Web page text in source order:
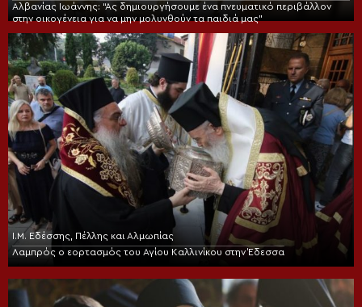
Αλβανίας Ιωάννης: “Ας δημιουργήσουμε ένα πνευματικό περιβάλλον
στην οικογένεια για να μην μολυνθούν τα παιδιά μας”
Ι.Μ. Εδέσσης, Πέλλης και Αλμωπίας
Λαμπρός ο εορτασμός του Αγίου Καλλινίκου στην Έδεσσα